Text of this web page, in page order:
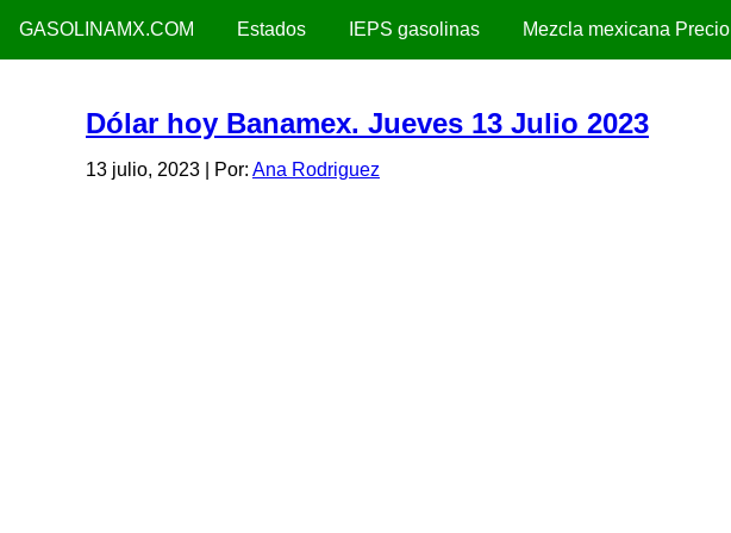
GASOLINAMX.COM Estados IEPS gasolinas Mezcla mexicana Precio
Dólar hoy Banamex. Jueves 13 Julio 2023
13 julio, 2023 | Por: Ana Rodriguez